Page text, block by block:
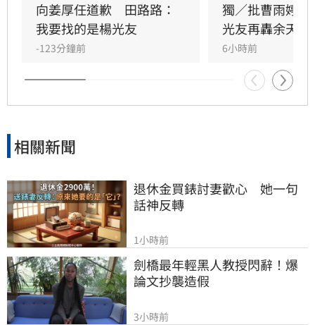
德出面緩頰，建議田路路應先安頓好生活，並提
議透過口述歷史記錄資深藝人的故事。許常德同
時批評現任理事長曹雨婷不應神隱，呼籲工會應
展現具體作為照顧資深藝人，而非僅提供勞健保
功能。整起事件引發關注，田路路則強調目前先
處理身體狀況，後續發展仍待觀察。
向姜厚任道歉　田路路：
我要找的是楊光友
-123分鐘前
獨／批曹雨婷
光友再轟余天工
6小時前
相關新聞
退休金買錶討妻歡心　她一句
話神反轉
1小時前
劍橋最年輕黑人教授閃辭！爆
論文抄襲造假
3小時前